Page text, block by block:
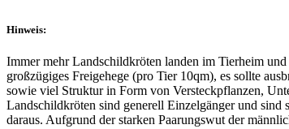
Hinweis:
Immer mehr Landschildkröten landen im Tierheim
großzügiges Freigehege (pro Tier 10qm), es sollte
sowie viel Struktur in Form von Versteckpflanzen,
Landschildkröten sind generell Einzelgänger und sind
daraus. Aufgrund der starken Paarungswut der